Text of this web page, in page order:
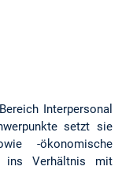
Interpersonal
setzt sie
-ökonomische
ins Verhältnis mit